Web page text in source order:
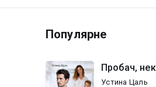
Популярне
Пробач,
Устина Цаль